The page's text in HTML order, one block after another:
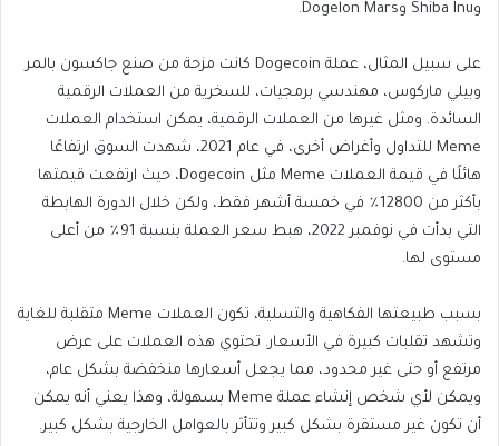
وShiba Inu وDogelon Mars.
على سبيل المثال، عملة Dogecoin كانت مزحة من صنع جاكسون بالمر
وبيلي ماركوس، مهندسي برمجيات، للسخرية من العملات الرقمية
السائدة. ومثل غيرها من العملات الرقمية، يمكن استخدام العملات
Meme للتداول وأغراض أخرى، في عام 2021، شهدت السوق ارتفاعًا
هائلًا في قيمة العملات Meme مثل Dogecoin، حيث ارتفعت قيمتها
بأكثر من 12800٪ في خمسة أشهر فقط، ولكن خلال الدورة الهابطة
التي بدأت في نوفمبر 2022، هبط سعر العملة بنسبة 91٪ من أعلى
مستوى لها.
بسبب طبيعتها الفكاهية والتسلية، تكون العملات Meme متقلبة للغاية
وتشهد تقلبات كبيرة في الأسعار. تحتوي هذه العملات على عرض
مرتفع أو حتى غير محدود، مما يجعل أسعارها منخفضة بشكل عام،
ويمكن لأي شخص إنشاء عملة Meme بسهولة، وهذا يعني أنه يمكن
أن تكون غير مستقرة بشكل كبير وتتأثر بالعوامل الخارجية بشكل كبير.